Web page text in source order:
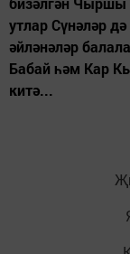
утлар Сүнәләр
әйләнәләр
Бабай һәм Кар
китә...